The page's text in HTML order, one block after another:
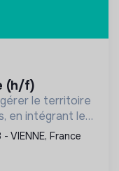
(h/f)
le territoire
en intégrant le
et
pour la
- VIENNE, France